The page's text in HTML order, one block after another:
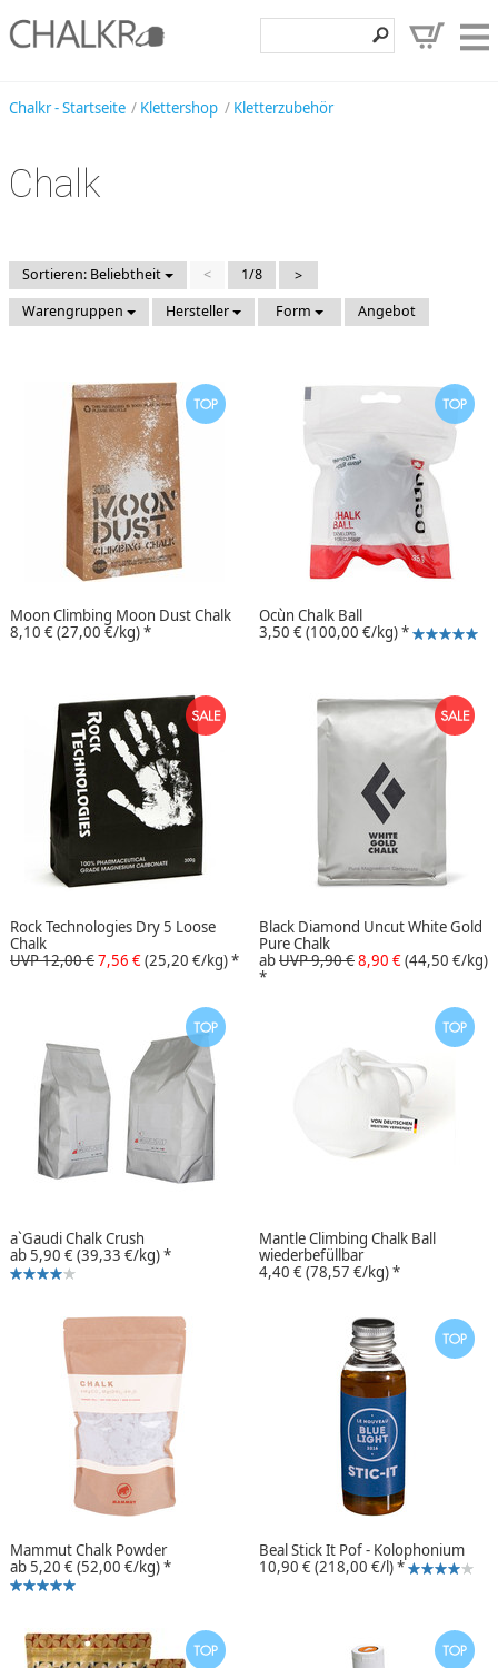
Kundenbereich
Chalkr - Startseite Klettershop Kletterzubehör
Chalk
Sortieren: Beliebtheit < 1/8
>
Warengruppen
Hersteller Form Angebot
Moon Climbing Moon Dust Chalk
8,10 €(27,00 €/kg)*
Ocùn Chalk Ball
3,50 €(100,00 €/kg)*
Rock Technologies Dry 5 Loose
Chalk
UVP 12,00 €7,56 €(25,20 €/kg)*
Black Diamond Uncut White Gold
Pure Chalk
abUVP 9,90 €8,90 €(44,50 €/kg)
*
a`Gaudi Chalk Crush
ab5,90 €(39,33 €/kg)*
Mantle Climbing Chalk Ball
wiederbefüllbar
4,40 €(78,57 €/kg)*
Mammut Chalk Powder
ab5,20 €(52,00 €/kg)*
Beal Stick It Pof - Kolophonium
10,90 €(218,00 €/l)*